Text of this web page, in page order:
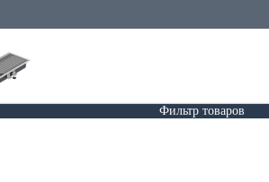
Фильтр товаров